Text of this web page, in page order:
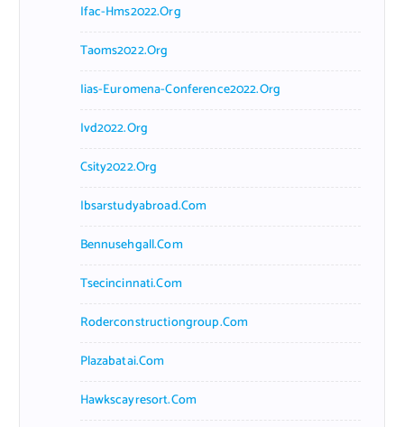
Ifac-Hms2022.org
Taoms2022.org
Iias-Euromena-Conference2022.org
Ivd2022.org
Csity2022.org
Ibsarstudyabroad.com
Bennusehgall.com
Tsecincinnati.com
Roderconstructiongroup.com
Plazabatai.com
Hawkscayresort.com